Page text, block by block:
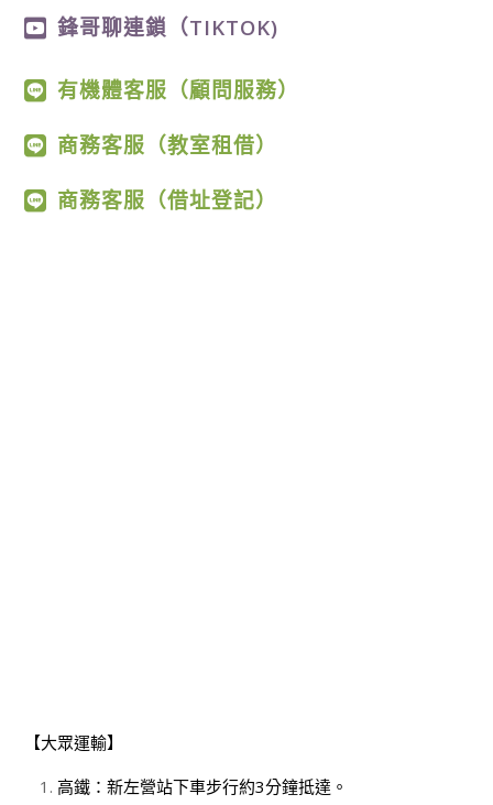
鋒哥聊連鎖（TIKTOK)
有機體客服（顧問服務）
商務客服（教室租借）
商務客服（借址登記）
【大眾運輸】
高鐵：新左營站下車步行約3分鐘抵達。